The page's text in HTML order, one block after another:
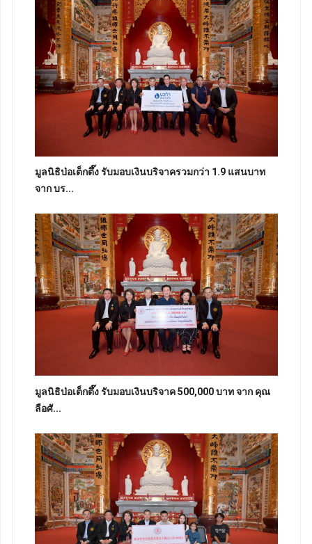
มูลนิธิป่อเต็กตึ๊ง รับมอบเงินบริจาครวมกว่า 1.9 แสนบาท
จาก บร...
มูลนิธิป่อเต็กตึ๊ง รับมอบเงินบริจาค 500,000 บาท จาก คุณ
ลือศั...